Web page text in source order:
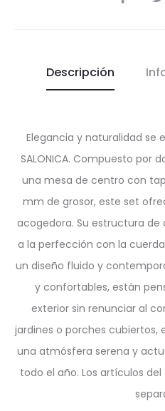
Descripción
Elegancia y naturalidad se
SALONICA. Compuesto por
una mesa de centro con
mm de grosor, este set
acogedora. Su estructura
a la perfección con la
un diseño fluido y
y confortables, están
exterior sin renunciar al
jardines o porches cubiertos,
una atmósfera serena y
todo el año. Los artículos